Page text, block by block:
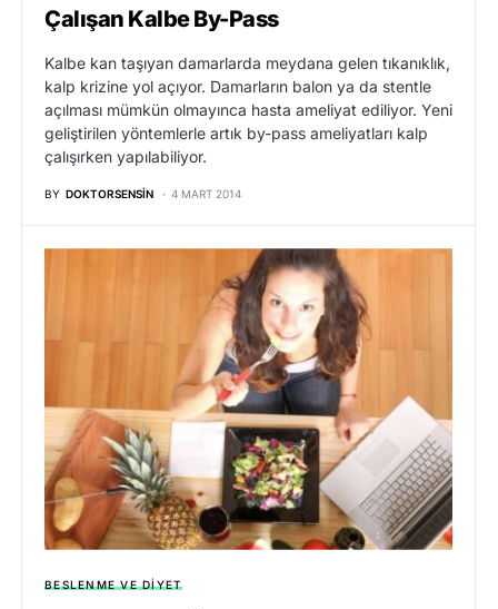
Çalışan Kalbe By-Pass
Kalbe kan taşıyan damarlarda meydana gelen tıkanıklık,
kalp krizine yol açıyor. Damarların balon ya da stentle
açılması mümkün olmayınca hasta ameliyat ediliyor. Yeni
geliştirilen yöntemlerle artık by-pass ameliyatları kalp
çalışırken yapılabiliyor.
BY DOKTORSENSIN 4 MART 2014
BESLENME VE DIYET